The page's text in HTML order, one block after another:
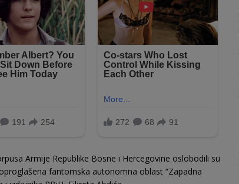
Armije Republike Bosne i Hercegovine oslobodili su
fantomska autonomna oblast “Zapadna